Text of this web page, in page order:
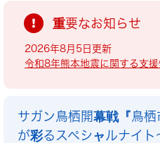
重要なお知らせ
2026年8月5日更新
令和8年熊本地震に関する支援
サガン鳥栖開幕戦『鳥
が彩るスペシャルナイト